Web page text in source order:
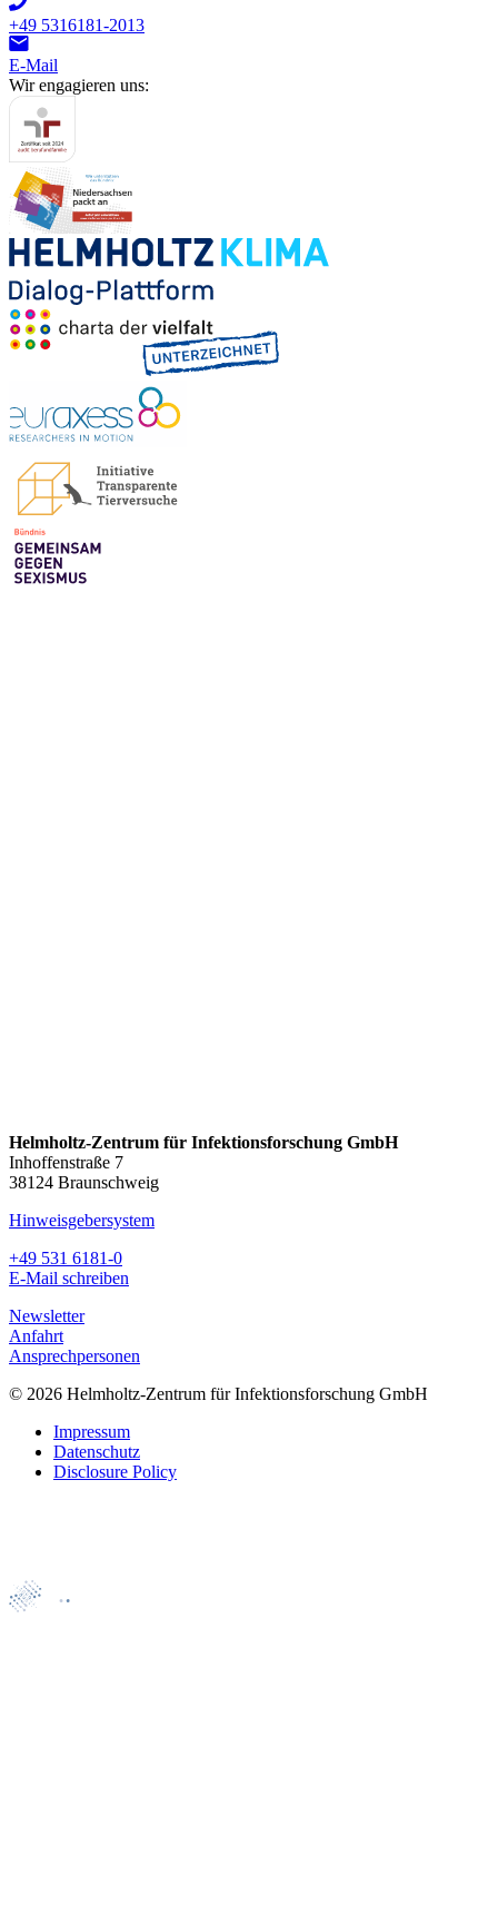
+49 5316181-2013
E-Mail
Wir engagieren uns:
Helmholtz-Zentrum für Infektionsforschung GmbH
Inhoffenstraße 7
38124 Braunschweig
Hinweisgebersystem
+49 531 6181-0
E-Mail schreiben
Newsletter
Anfahrt
Ansprechpersonen
© 2026 Helmholtz-Zentrum für Infektionsforschung GmbH
Impressum
Datenschutz
Disclosure Policy